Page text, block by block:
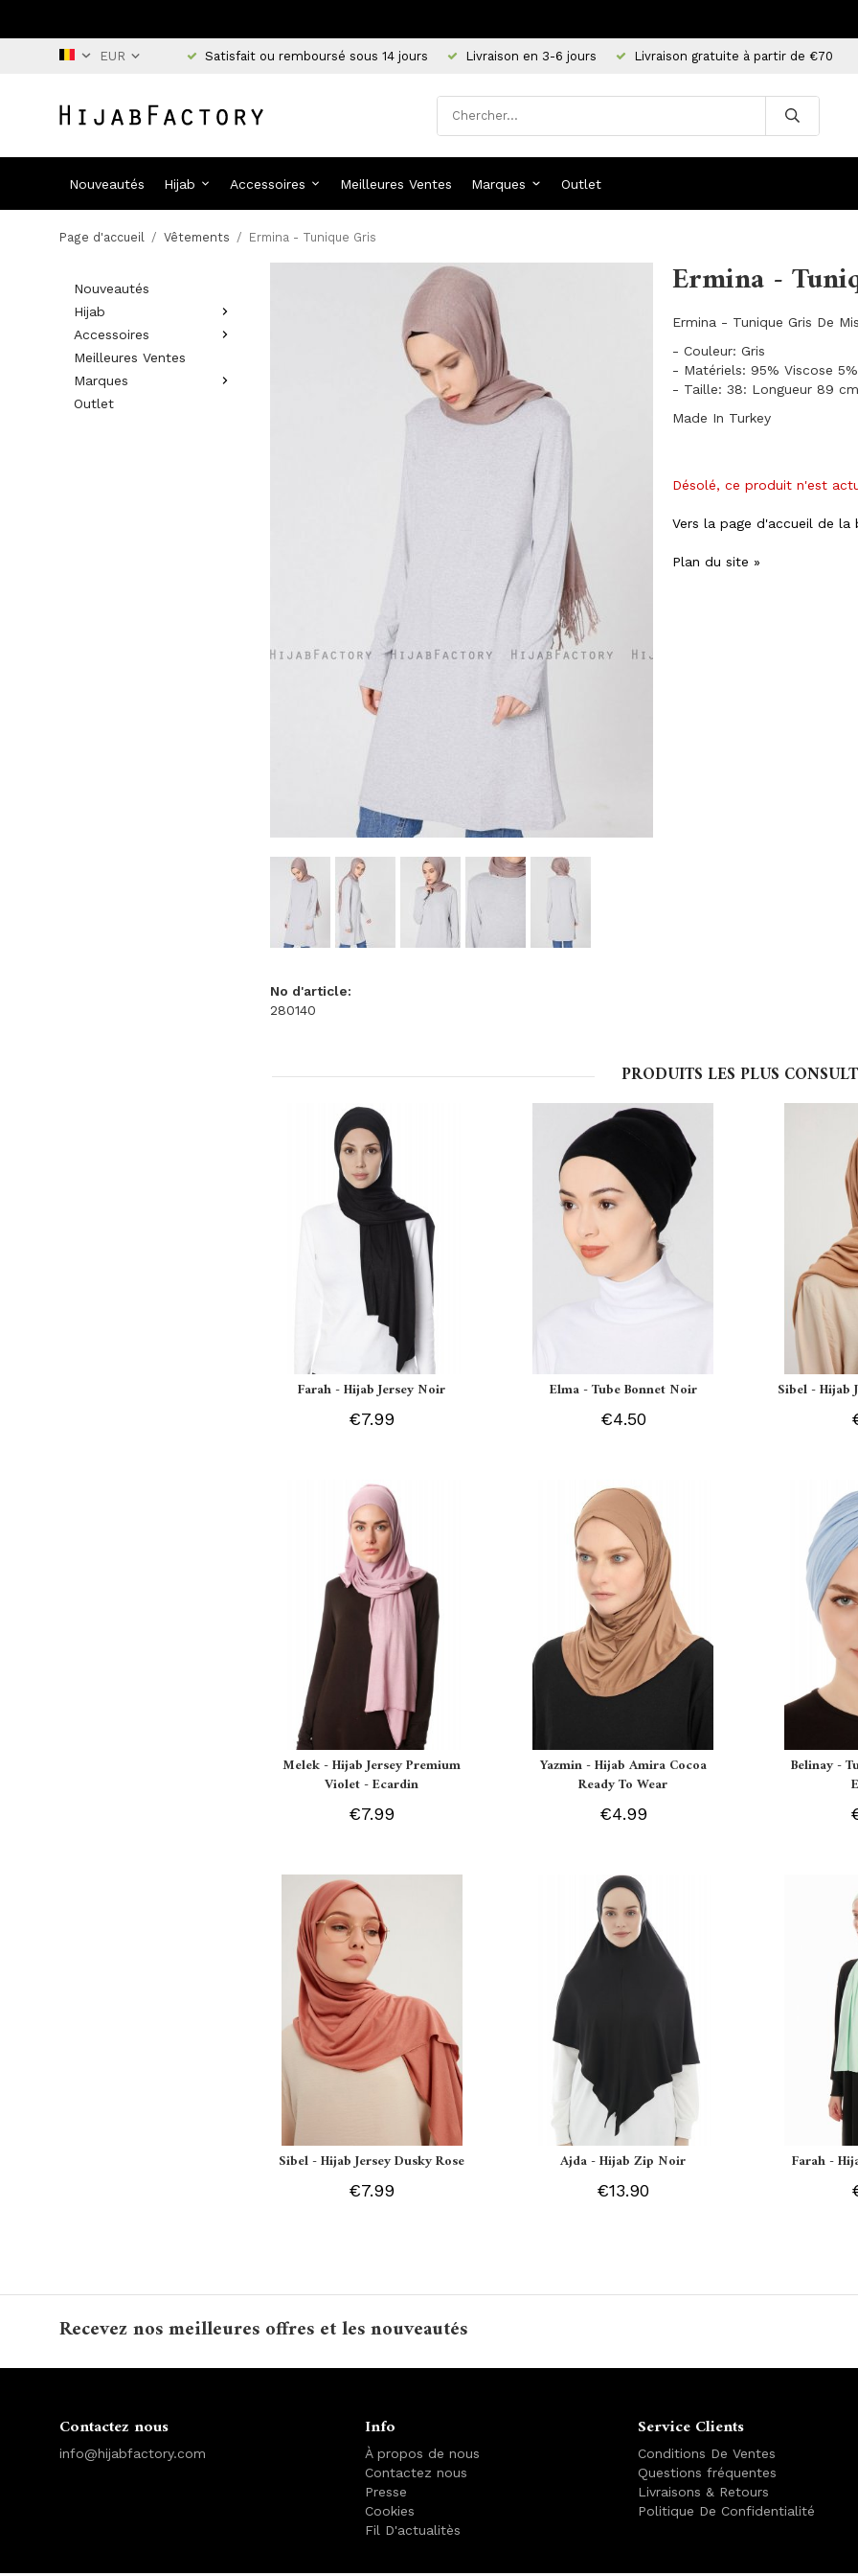
Satisfait ou remboursé sous 14 jours Livraison en 3-6 jours Livraison gratuite à partir de €70
Nouveautés Hijab Accessoires Meilleures Ventes Marques Outlet
Page d'accueil / Vêtements / Ermina - Tunique Gris
Nouveautés
Hijab
Accessoires
Meilleures Ventes
Marques
Outlet
Ermina -
Ermina - Tunique Gris De
- Couleur: Gris
- Matériels: 95% Viscose
- Taille: 38: Longueur 89
Made In Turkey
Désolé, ce produit n'est
Vers la page d'accueil de la
Plan du site »
No d'article:
280140
PRODUITS LES PLUS
Farah - Hijab Jersey Noir
€7.99
Elma - Tube Bonnet Noir
€4.50
Sibel - Hijab
Melek - Hijab Jersey Premium
Violet - Ecardin
€7.99
Yazmin - Hijab Amira Cocoa
Ready To Wear
€4.99
Belinay -
Sibel - Hijab Jersey Dusky Rose
€7.99
Ajda - Hijab Zip Noir
€13.90
Farah -
Recevez nos meilleures offres et les nouveautés
Contactez nous
info@hijabfactory.com
Info
À propos de nous
Contactez nous
Presse
Cookies
Fil D'actualitès
Service Clients
Conditions De Ventes
Questions fréquentes
Livraisons & Retours
Politique De Confidentialité